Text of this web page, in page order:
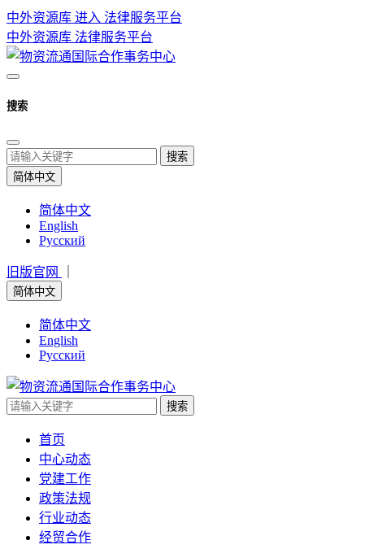
中外资源库 进入 法律服务平台
中外资源库 法律服务平台
搜索
搜索
简体中文
简体中文
English
Русский
旧版官网
简体中文
简体中文
English
Русский
搜索
首页
中心动态
党建工作
政策法规
行业动态
经贸合作